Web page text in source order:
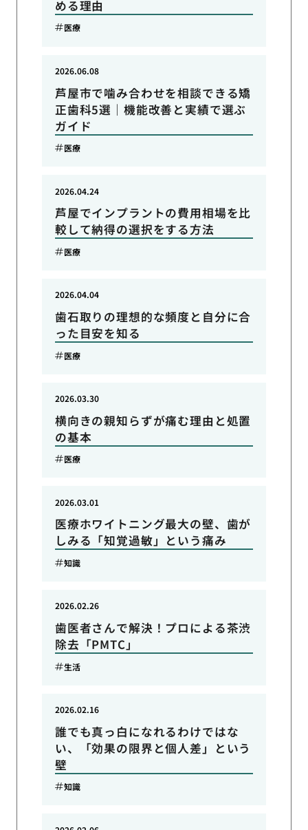
める理由
医療
芦屋市で噛み合わせを相談できる矯
正歯科5選｜機能改善と実績で選ぶ
ガイド
2026.06.08
医療
芦屋でインプラントの費用相場を比
較して納得の選択をする方法
2026.04.24
医療
歯石取りの理想的な頻度と自分に合
った目安を知る
2026.04.04
医療
横向きの親知らずが痛む理由と処置
の基本
2026.03.30
医療
医療ホワイトニング最大の壁、歯が
しみる「知覚過敏」という痛み
2026.03.01
知識
歯医者さんで解決！プロによる茶渋
除去「PMTC」
2026.02.26
生活
誰でも真っ白になれるわけではな
い、「効果の限界と個人差」という
壁
2026.02.16
知識